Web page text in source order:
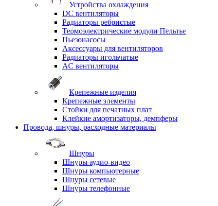
Устройства охлаждения
DC вентиляторы
Радиаторы ребристые
Термоэлектрические модули Пельтье
Пьезонасосы
Аксессуары для вентиляторов
Радиаторы игольчатые
AC вентиляторы
Крепежные изделия
Крепежные элементы
Стойки для печатных плат
Клейкие амортизаторы, демпферы
Провода, шнуры, расходные материалы
Шнуры
Шнуры аудио-видео
Шнуры компьютерные
Шнуры сетевые
Шнуры телефонные